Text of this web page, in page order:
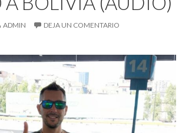
ADMIN DEJA UN COMENTARIO